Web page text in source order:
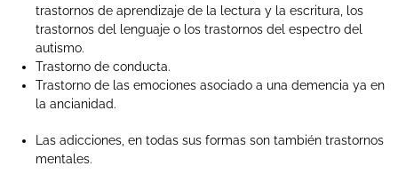
trastornos de aprendizaje de la lectura y la escritura, los
trastornos del lenguaje o los trastornos del espectro del
autismo.
Trastorno de conducta.
Trastorno de las emociones asociado a una demencia ya en
la ancianidad.
Las adicciones, en todas sus formas son también trastornos
mentales.